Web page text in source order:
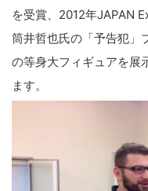
を受賞、2012年JAPAN
筒井哲也氏の「予告犯」
の等身大フィギュアを展
ます。